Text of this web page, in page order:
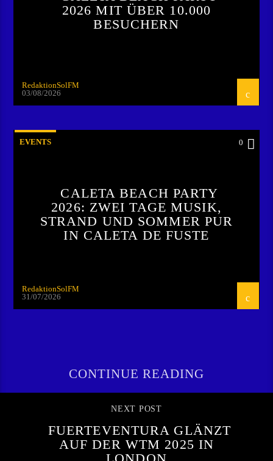
2026 MIT ÜBER 10.000
BESUCHERN
RedaktionSolFM
03/08/2026
EVENTS 0
CALETA BEACH PARTY
2026: ZWEI TAGE MUSIK,
STRAND UND SOMMER PUR
IN CALETA DE FUSTE
RedaktionSolFM
31/07/2026
CONTINUE READING
NEXT POST
FUERTEVENTURA GLÄNZT
AUF DER WTM 2025 IN